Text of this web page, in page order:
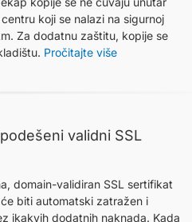
koji se nalazi na sigurnoj
Za dodatnu zaštitu, kopije se
Pročitajte više
validni SSL
domain-validiran SSL sertifikat
biti automatski zatražen i
ikakvih dodatnih naknada. Kada